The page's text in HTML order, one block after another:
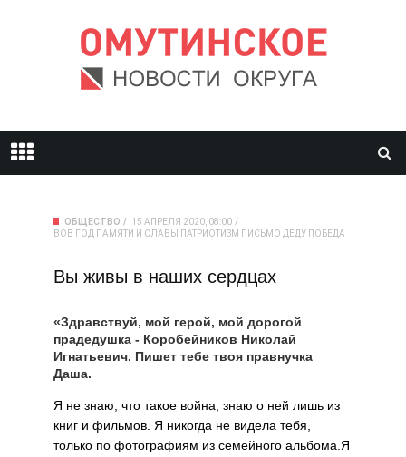
ОБЩЕСТВО
15 АПРЕЛЯ 2020, 08:00
ВОВ ГОД ПАМЯТИ И СЛАВЫ ПАТРИОТИЗМ ПИСЬМО ДЕДУ ПОБЕДА
Вы живы в наших сердцах
«Здравствуй, мой герой, мой дорогой
прадедушка - Коробейников Николай
Игнатьевич. Пишет тебе твоя правнучка
Даша.
Я не знаю, что такое война, знаю о ней лишь из
книг и фильмов. Я никогда не видела тебя,
только по фотографиям из семейного альбома.Я